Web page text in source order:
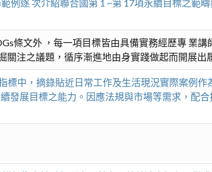
例逐 次介紹聯合國第 1 ~第 17項永續目標之範
條文外 ，每一項目標皆由具備實務經歷專 業講
關注之議題，循序漸進地由身實踐做起而開展出
中，摘錄貼近日常工作及生活現況實際案例作
發展目標之能力。因應法規與市場等需求，配